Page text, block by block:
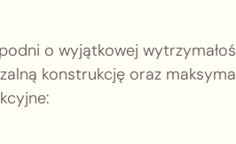
o wyjątkowej
konstrukcję oraz